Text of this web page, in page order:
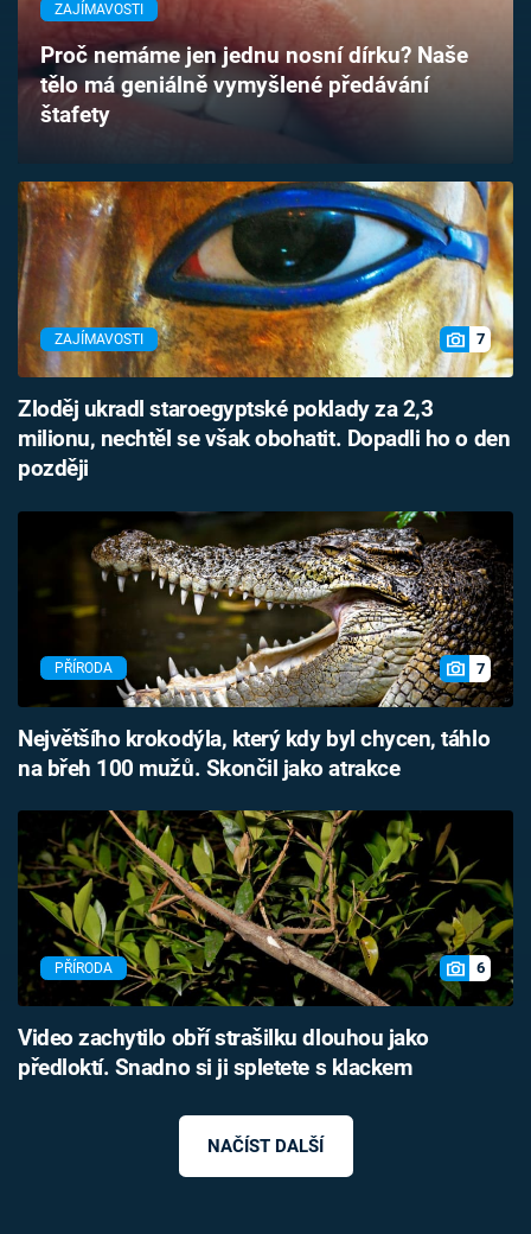
Časopis
Sledujte prima+
Sledujte nás
ZAJÍMAVOSTI
Proč nemáme jen jednu nosní dírku? Naše
tělo má geniálně vymyšlené předávání
štafety
ZAJÍMAVOSTI 7
Zloděj ukradl staroegyptské poklady za 2,3
milionu, nechtěl se však obohatit. Dopadli ho o den
později
PŘÍRODA 7
Největšího krokodýla, který kdy byl chycen, táhlo
na břeh 100 mužů. Skončil jako atrakce
PŘÍRODA 6
Video zachytilo obří strašilku dlouhou jako
předloktí. Snadno si ji spletete s klackem
NAČÍST DALŠÍ